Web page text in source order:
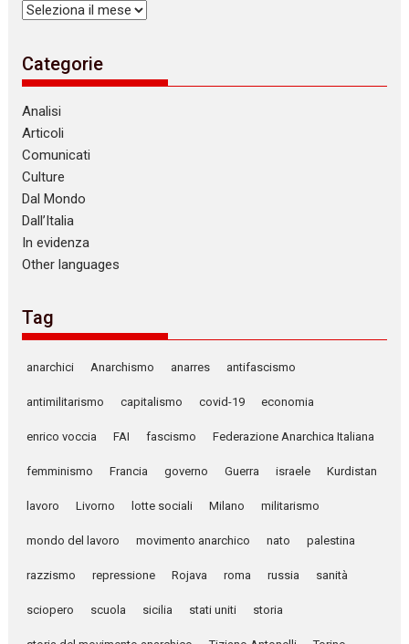
Archivi
Categorie
Analisi
Articoli
Comunicati
Culture
Dal Mondo
Dall’Italia
In evidenza
Other languages
Tag
anarchici Anarchismo anarres antifascismo
antimilitarismo capitalismo covid-19 economia
enrico voccia FAI fascismo Federazione Anarchica Italiana
femminismo Francia governo Guerra israele Kurdistan
lavoro Livorno lotte sociali Milano militarismo
mondo del lavoro movimento anarchico nato palestina
razzismo repressione Rojava roma russia sanità
sciopero scuola sicilia stati uniti storia